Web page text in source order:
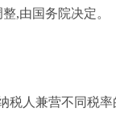
整,由国务院决定。
税人兼营不同税率